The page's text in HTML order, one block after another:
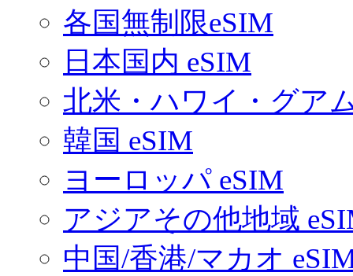
各国無制限eSIM
日本国内 eSIM
北米・ハワイ・グア
韓国 eSIM
ヨーロッパ eSIM
アジアその他地域
中国/香港/マカオ